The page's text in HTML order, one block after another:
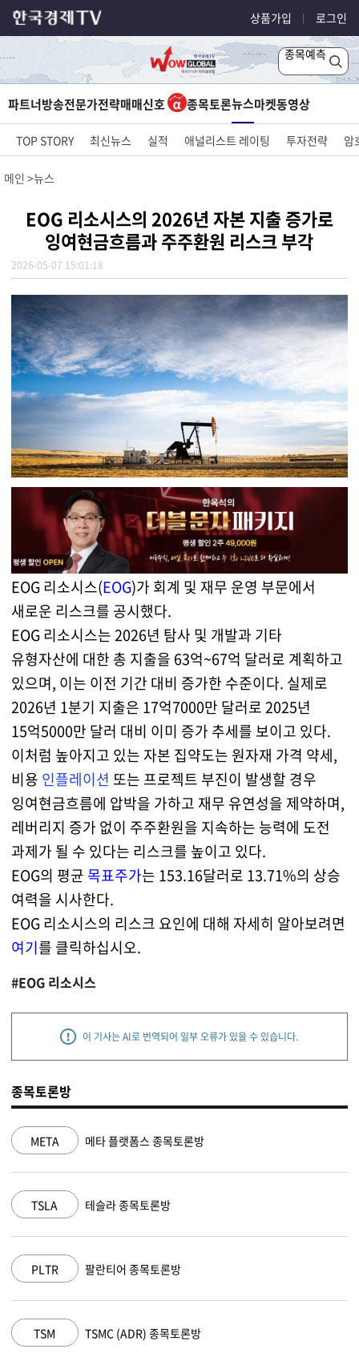
상품가입 로그인
종목예측
파트너방송전문가전략매매신호 종목토론뉴스마켓동영상
TOP STORY 최신뉴스 실적 애널리스트 레이팅 투자전략 암
메인 뉴스
EOG 리소시스의 2026년 자본 지출 증가로
잉여현금흐름과 주주환원 리스크 부각
2026-05-07 15:01:18
EOG 리소시스(EOG)가 회계 및 재무 운영 부문에서
새로운 리스크를 공시했다.
EOG 리소시스는 2026년 탐사 및 개발과 기타
유형자산에 대한 총 지출을 63억~67억 달러로 계획하고
있으며, 이는 이전 기간 대비 증가한 수준이다. 실제로
2026년 1분기 지출은 17억7000만 달러로 2025년
15억5000만 달러 대비 이미 증가 추세를 보이고 있다.
이처럼 높아지고 있는 자본 집약도는 원자재 가격 약세,
비용 인플레이션 또는 프로젝트 부진이 발생할 경우
잉여현금흐름에 압박을 가하고 재무 유연성을 제약하며,
레버리지 증가 없이 주주환원을 지속하는 능력에 도전
과제가 될 수 있다는 리스크를 높이고 있다.
EOG의 평균 목표주가는 153.16달러로 13.71%의 상승
여력을 시사한다.
EOG 리소시스의 리스크 요인에 대해 자세히 알아보려면
여기를 클릭하십시오.
#EOG 리소시스
이 기사는 AI로 번역되어 일부 오류가 있을 수 있습니다.
종목토론방
NVDA 엔비디아 종목토론방
MSFT
AAPL
AMZN 아마존 닷컴 종목토론방